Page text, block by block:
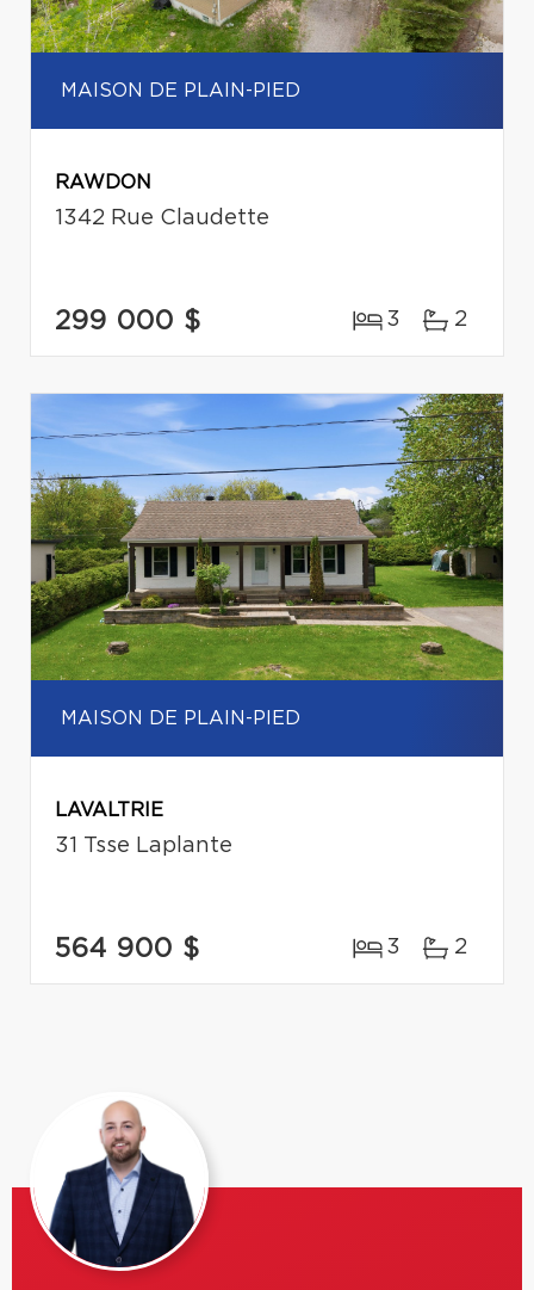
MAISON DE PLAIN-PIED
RAWDON
1342 Rue Claudette
299 000 $ 3 2
MAISON DE PLAIN-PIED
LAVALTRIE
31 Tsse Laplante
564 900 $ 3 2